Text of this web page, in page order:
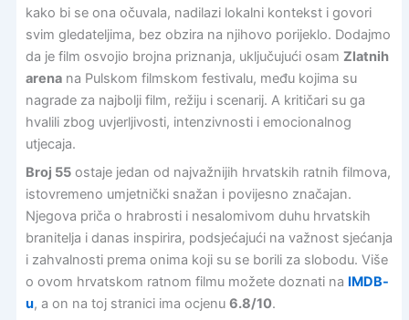
kako bi se ona očuvala, nadilazi lokalni kontekst i govori
svim gledateljima, bez obzira na njihovo porijeklo. Dodajmo
da je film osvojio brojna priznanja, uključujući osam Zlatnih
arenana Pulskom filmskom festivalu, među kojima su
nagrade za najbolji film, režiju i scenarij. A kritičari su ga
hvalili zbog uvjerljivosti, intenzivnosti i emocionalnog
utjecaja.
Broj 55ostaje jedan od najvažnijih hrvatskih ratnih filmova,
istovremeno umjetnički snažan i povijesno značajan.
Njegova priča o hrabrosti i nesalomivom duhu hrvatskih
branitelja i danas inspirira, podsjećajući na važnost sjećanja
i zahvalnosti prema onima koji su se borili za slobodu. Više
o ovom hrvatskom ratnom filmu možete doznati na IMDB-
u, a on na toj stranici ima ocjenu 6.8/10.